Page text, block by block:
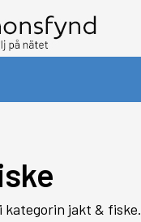
kategorin jakt & fiske.